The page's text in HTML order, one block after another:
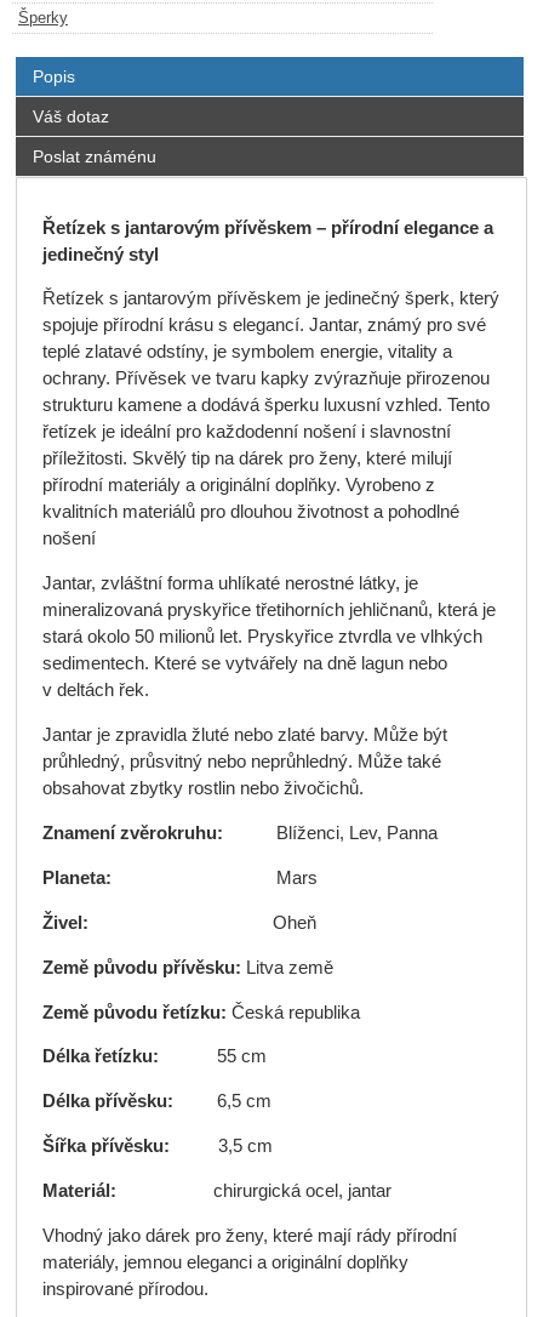
Šperky
Popis
Váš dotaz
Poslat známénu
Řetízek s jantarovým přívěskem – přírodní elegance a
jedinečný styl
Řetízek s jantarovým přívěskem je jedinečný šperk, který
spojuje přírodní krásu s elegancí. Jantar, známý pro své
teplé zlatavé odstíny, je symbolem energie, vitality a
ochrany. Přívěsek ve tvaru kapky zvýrazňuje přirozenou
strukturu kamene a dodává šperku luxusní vzhled. Tento
řetízek je ideální pro každodenní nošení i slavnostní
příležitosti. Skvělý tip na dárek pro ženy, které milují
přírodní materiály a originální doplňky. Vyrobeno z
kvalitních materiálů pro dlouhou životnost a pohodlné
nošení
Jantar, zvláštní forma uhlíkaté nerostné látky, je
mineralizovaná pryskyřice třetihorních jehličnanů, která je
stará okolo 50 milionů let. Pryskyřice ztvrdla ve vlhkých
sedimentech. Které se vytvářely na dně lagun nebo
v deltách řek.
Jantar je zpravidla žluté nebo zlaté barvy. Může být
průhledný, průsvitný nebo neprůhledný. Může také
obsahovat zbytky rostlin nebo živočichů.
Znamení zvěrokruhu: Blíženci, Lev, Panna
Planeta: Mars
Živel: Oheň
Země původu přívěsku: Litva země
Země původu řetízku: Česká republika
Délka řetízku: 55 cm
Délka přívěsku: 6,5 cm
Šířka přívěsku: 3,5 cm
Materiál: chirurgická ocel, jantar
Vhodný jako dárek pro ženy, které mají rády přírodní
materiály, jemnou eleganci a originální doplňky
inspirované přírodou.